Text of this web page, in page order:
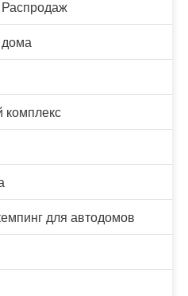
дома
комплекс
для автодомов